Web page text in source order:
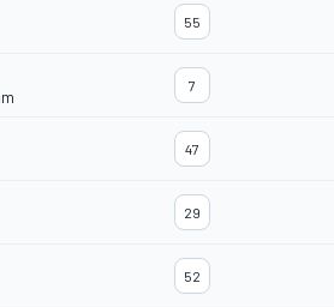
55
7
47
29
52